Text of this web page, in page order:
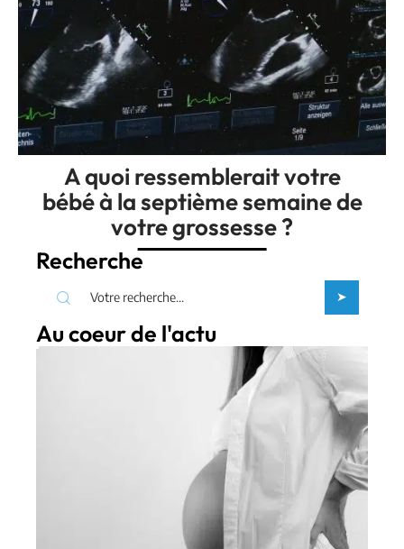
A quoi ressemblerait votre
bébé à la septième semaine de
votre grossesse ?
Recherche
Au coeur de l'actu